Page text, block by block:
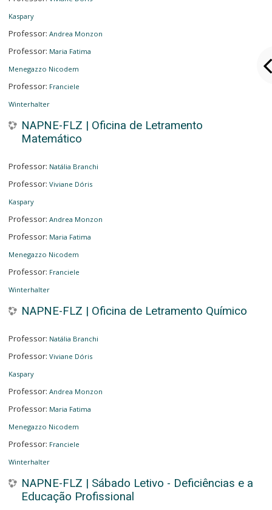
Kaspary
Professor: Andrea Monzon
Professor: Maria Fatima
Menegazzo Nicodem
Professor: Franciele
Winterhalter
NAPNE-FLZ | Oficina de Letramento
Matemático
Professor: Natália Branchi
Professor: Viviane Dóris
Kaspary
Professor: Andrea Monzon
Professor: Maria Fatima
Menegazzo Nicodem
Professor: Franciele
Winterhalter
NAPNE-FLZ | Oficina de Letramento Químico
Professor: Natália Branchi
Professor: Viviane Dóris
Kaspary
Professor: Andrea Monzon
Professor: Maria Fatima
Menegazzo Nicodem
Professor: Franciele
Winterhalter
NAPNE-FLZ | Sábado Letivo - Deficiências e a
Educação Profissional